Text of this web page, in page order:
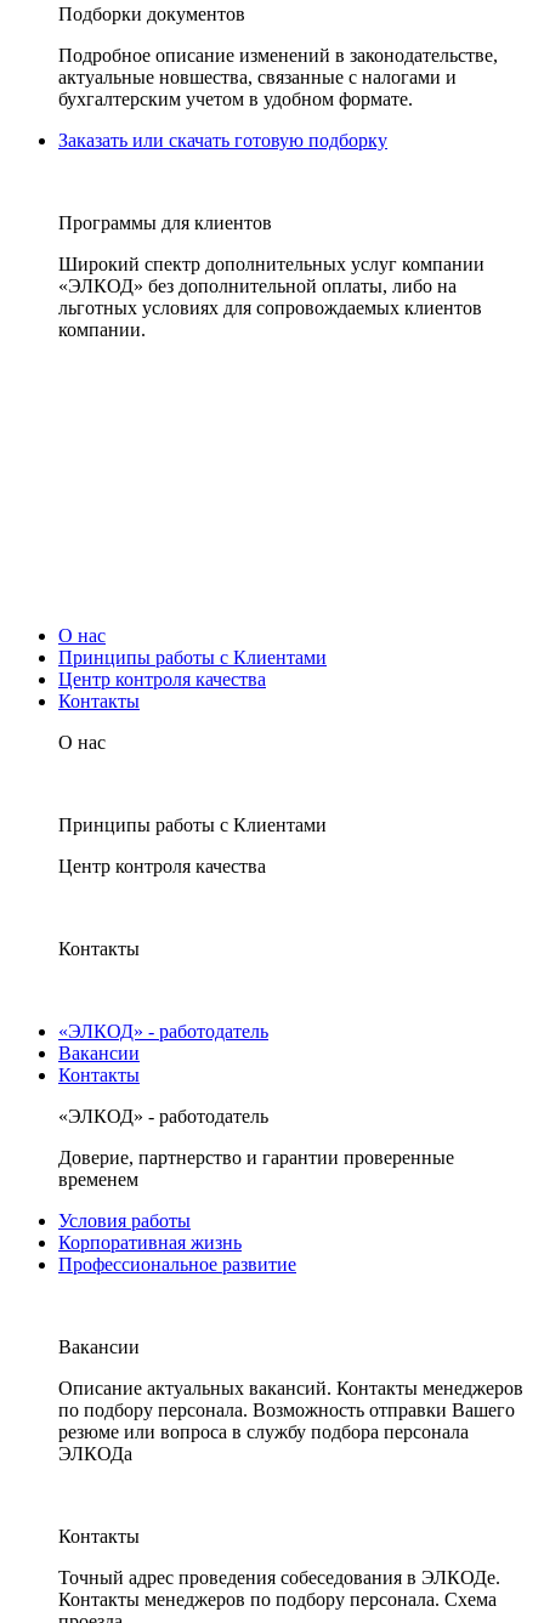
Подборки документов
Подробное описание изменений в законодательстве,
актуальные новшества, связанные с налогами и
бухгалтерским учетом в удобном формате.
Заказать или скачать готовую подборку
Программы для клиентов
Широкий спектр дополнительных услуг компании
«ЭЛКОД» без дополнительной оплаты, либо на
льготных условиях для сопровождаемых клиентов
компании.
О нас
Принципы работы с Клиентами
Центр контроля качества
Контакты
О нас
Принципы работы с Клиентами
Центр контроля качества
Контакты
«ЭЛКОД» - работодатель
Вакансии
Контакты
«ЭЛКОД» - работодатель
Доверие, партнерство и гарантии проверенные
временем
Условия работы
Корпоративная жизнь
Профессиональное развитие
Вакансии
Описание актуальных вакансий. Контакты менеджеров
по подбору персонала. Возможность отправки Вашего
резюме или вопроса в службу подбора персонала
ЭЛКОДа
Контакты
Точный адрес проведения собеседования в ЭЛКОДе.
Контакты менеджеров по подбору персонала. Схема